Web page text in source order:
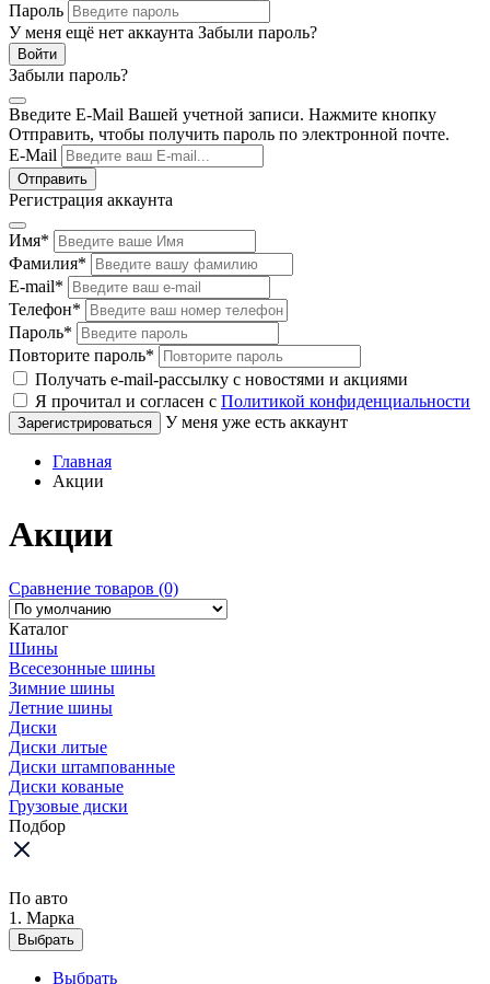
Пароль
У меня ещё нет аккаунта Забыли пароль?
Забыли пароль?
Введите E-Mail Вашей учетной записи. Нажмите кнопку
Отправить, чтобы получить пароль по электронной почте.
E-Mail
Регистрация аккаунта
Имя*
Фамилия*
E-mail*
Телефон*
Пароль*
Повторите пароль*
Получать e-mail-рассылку с новостями и акциями
Я прочитал и согласен с Политикой конфиденциальности
У меня уже есть аккаунт
Главная
Акции
Акции
Сравнение товаров (0)
Каталог
Шины
Всесезонные шины
Зимние шины
Летние шины
Диски
Диски литые
Диски штампованные
Диски кованые
Грузовые диски
Подбор
По авто
1. Марка
Выбрать
Выбрать